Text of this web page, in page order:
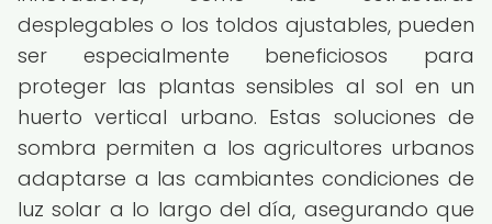
desplegables o los toldos ajustables, pueden
ser especialmente beneficiosos para
proteger las plantas sensibles al sol en un
huerto vertical urbano. Estas soluciones de
sombra permiten a los agricultores urbanos
adaptarse a las cambiantes condiciones de
luz solar a lo largo del día, asegurando que